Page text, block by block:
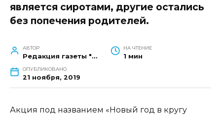
является сиротами, другие остались
без попечения родителей.
АВТОР
Редакция газеты "Наш край"
НА ЧТЕНИЕ
1 мин
ОПУБЛИКОВАНО
21 ноября, 2019
Акция под названием «Новый год в кругу